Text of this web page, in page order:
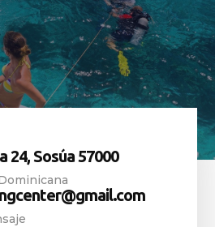
24, Sosúa 57000